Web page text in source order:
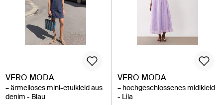
VERO MODA
– ärmelloses mini-etuikleid aus
denim - Blau
VERO MODA
– hochgeschlossenes midikleid
- Lila